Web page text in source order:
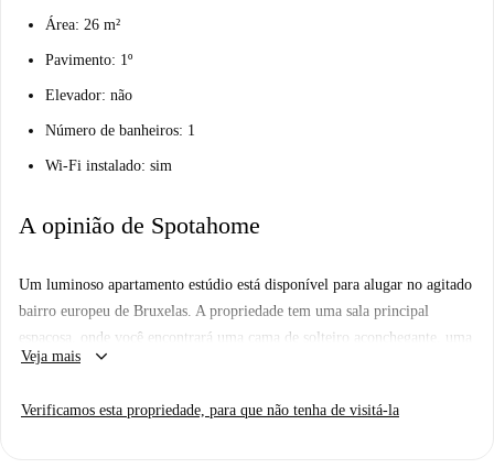
Área: 26 m²
Pavimento: 1º
Elevador: não
Número de banheiros: 1
Wi-Fi instalado: sim
A opinião de Spotahome
Um luminoso apartamento estúdio está disponível para alugar no agitado
bairro europeu de Bruxelas. A propriedade tem uma sala principal
espaçosa, onde você encontrará uma cama de solteiro aconchegante, uma
mesa e uma bela mesa com 2 cadeiras. A kitchenette tem todos os
mini-frigorífico. No banheiro, você encontrará um enorme chuveiro e
Veja mais keyboard_arrow_down
Verificamos esta propriedade, para que não tenha de visitá-la